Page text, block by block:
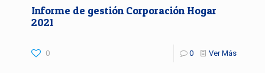
Informe de gestión Corporación Hogar
2021
0 0 Ver Más